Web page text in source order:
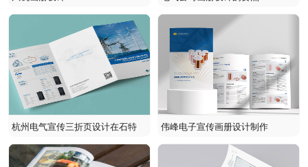
杭州电气宣传三折页设计在石特 伟峰电子宣传画册设计制作